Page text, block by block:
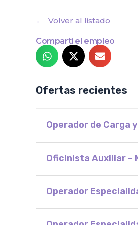
Volver al listado
Compartí el empleo
Ofertas recientes
Operador de Carga
Oficinista Auxiliar –
Operador